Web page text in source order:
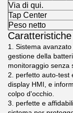
Via di qui.
Tap Center
Peso netto
1. Sistema
gestione della
monitoraggio senza
2. perfetto auto-test
display HMI, e
colpo d'occhio.
3. perfette e